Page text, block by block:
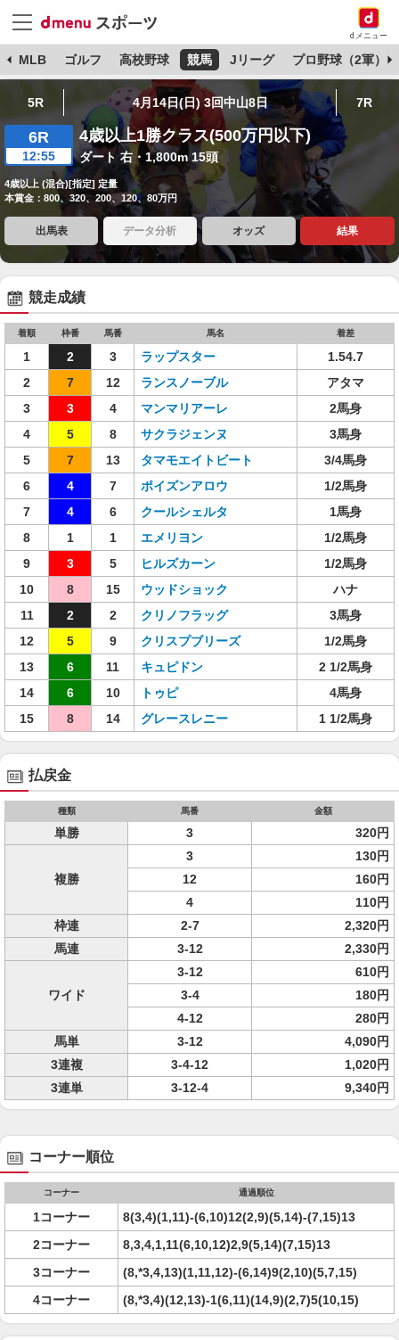
dメニュー
MLB ゴルフ 高校野球 競馬 Jリーグ プロ野球（2軍）
5R 4月14日(日) 3回中山8日 7R
6R
12:55
4歳以上1勝クラス(500万円以下)
ダート 右・1,800m 15頭
4歳以上 (混合)[指定] 定量
本賞金：800、320、200、120、80万円
出馬表 データ分析 オッズ 結果
競走成績
着順 枠番 馬番 馬名 着差
1 2 3 ラップスター
1.54.7
2
7 12 ランスノーブル
アタマ
3
3 4 マンマリアーレ
2馬身
4
5 8 サクラジェンヌ
3馬身
5
7 13 タマモエイトビート
3/4馬身
6
4 7 ポイズンアロウ
1/2馬身
7
4 6 クールシェルタ
1馬身
8
1 1 エメリヨン
1/2馬身
9
3 5 ヒルズカーン
1/2馬身
10
8 15 ウッドショック
ハナ
11
2 2 クリノフラッグ
3馬身
12
5 9 クリスプブリーズ
1/2馬身
13
6 11 キュピドン
2 1/2馬身
14
6 10 トゥピ
4馬身
15
8 14 グレースレニー 1 1/2馬身
払戻金
種類 馬番 金額
単勝 3 320円
複勝
3
130円
12
160円
4
110円
枠連
2-7
2,320円
馬連
3-12 2,330円
ワイド
3-12
610円
3-4
180円
4-12
280円
馬単
3-12
4,090円
3連複
3-4-12
1,020円
3連単
3-12-4 9,340円
コーナー順位
コーナー 通過順位
1コーナー
8(3,4)(1,11)-(6,10)12(2,9)(5,14)-(7,15)13
2コーナー
8,3,4,1,11(6,10,12)2,9(5,14)(7,15)13
3コーナー
(8,*3,4,13)(1,11,12)-(6,14)9(2,10)(5,7,15)
4コーナー
(8,*3,4)(12,13)-1(6,11)(14,9)(2,7)5(10,15)